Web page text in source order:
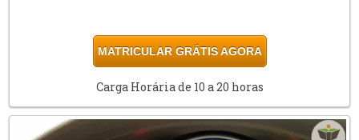
MATRICULAR GRÁTIS AGORA
Carga Horária de 10 a 20 horas